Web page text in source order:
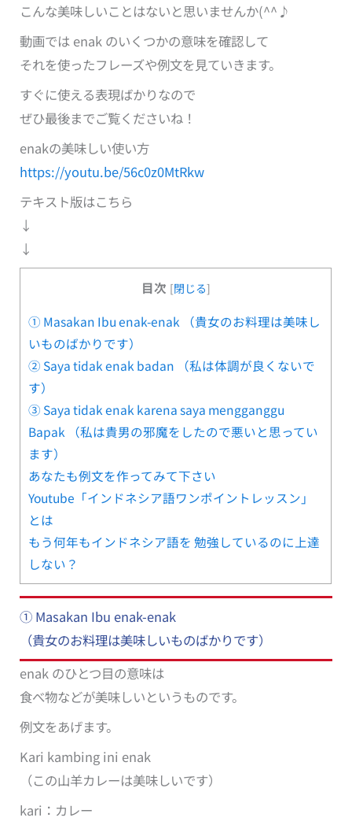
こんな美味しいことはないと思いませんか(^^♪
動画では enak のいくつかの意味を確認して
それを使ったフレーズや例文を見ていきます。
すぐに使える表現ばかりなので
ぜひ最後までご覧くださいね！
enakの美味しい使い方
https://youtu.be/56c0z0MtRkw
テキスト版はこちら
↓
↓
目次 [閉じる]
① Masakan Ibu enak-enak （貴女のお料理は美味し
いものばかりです）
② Saya tidak enak badan （私は体調が良くないで
す）
③ Saya tidak enak karena saya mengganggu
Bapak （私は貴男の邪魔をしたので悪いと思ってい
ます）
あなたも例文を作ってみて下さい
Youtube「インドネシア語ワンポイントレッスン」
とは
もう何年もインドネシア語を 勉強しているのに上達
しない？
① Masakan Ibu enak-enak
（貴女のお料理は美味しいものばかりです）
enak のひとつ目の意味は
食べ物などが美味しいというものです。
例文をあげます。
Kari kambing ini enak
（この山羊カレーは美味しいです）
kari：カレー